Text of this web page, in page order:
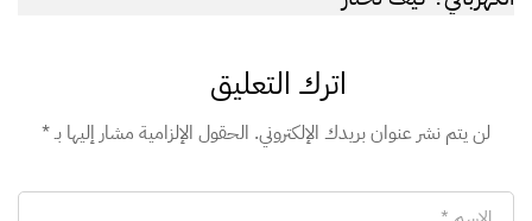
اترك التعليق
لن يتم نشر عنوان بريدك الإلكتروني. الحقول الإلزامية مشار إليها بـ*